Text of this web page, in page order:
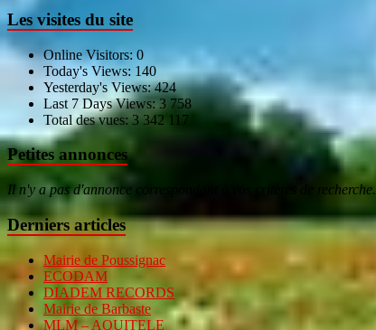
Les visites du site
Online Visitors: 0
Today's Views: 140
Yesterday's Views:424
Last 7 Days Views: 3 758
Total des vues:3 342 117
Petites annonces
Il n'y a pas d'annonce correspondant à vos critères de recherche.
Derniers articles
Mairie de Poussignac
ECODAM
DIADEM RECORDS
Mairie de Barbaste
MLM – AQUITELE